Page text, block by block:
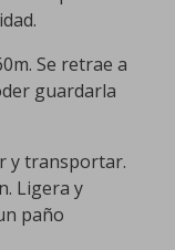
Se retrae a
guardarla
y transportar.
Ligera y
paño